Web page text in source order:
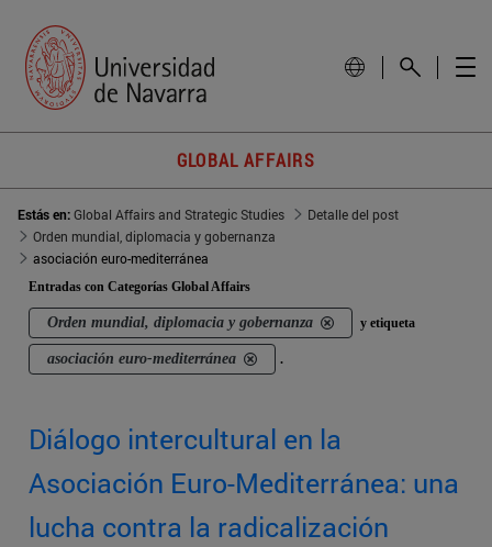
GLOBAL AFFAIRS
Estás en:Global Affairs and Strategic Studies
Detalle del post
Orden mundial, diplomacia y gobernanza
asociación euro-mediterránea
Entradas con Categorías Global Affairs
Orden mundial, diplomacia y gobernanza y etiqueta
asociación euro-mediterránea .
Diálogo intercultural en la
Asociación Euro-Mediterránea: una
lucha contra la radicalización